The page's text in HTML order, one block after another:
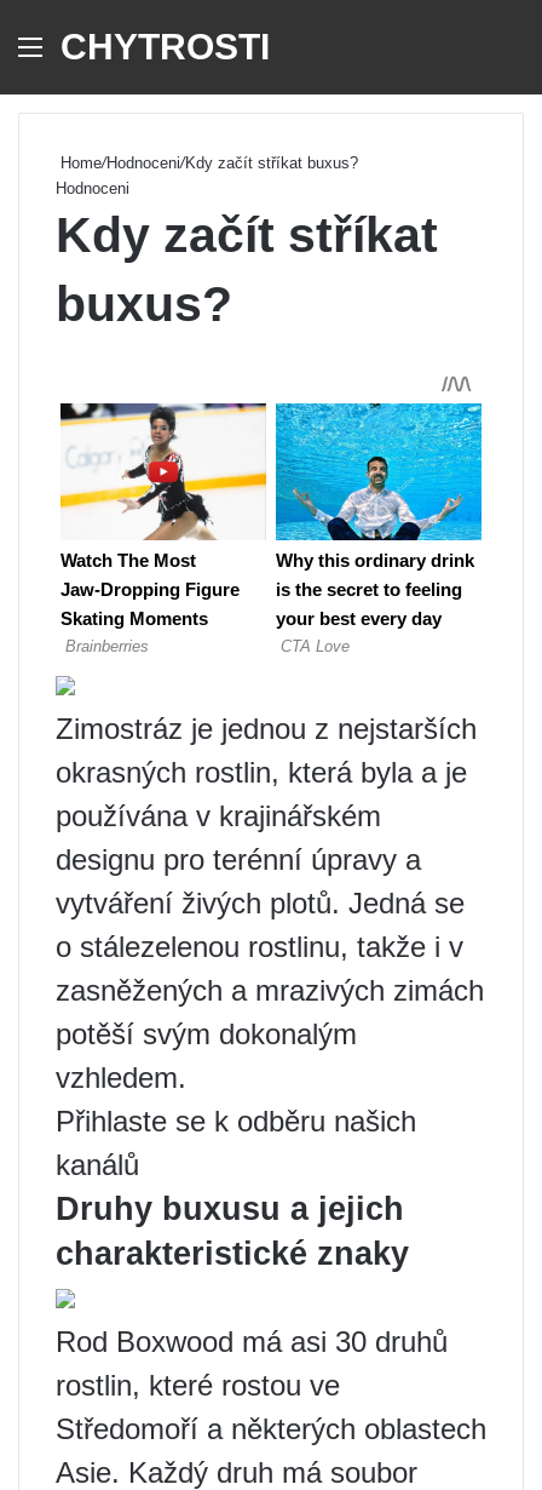
Menu
CHYTROSTI
Home/Hodnoceni/Kdy začít stříkat buxus?
Hodnoceni
Kdy začít stříkat
buxus?
Zimostráz je jednou z nejstarších
okrasných rostlin, která byla a je
používána v krajinářském
designu pro terénní úpravy a
vytváření živých plotů. Jedná se
o stálezelenou rostlinu, takže i v
zasněžených a mrazivých zimách
potěší svým dokonalým
vzhledem.
Přihlaste se k odběru našich
kanálů
Druhy buxusu a jejich
charakteristické znaky
Rod Boxwood má asi 30 druhů
rostlin, které rostou ve
Středomoří a některých oblastech
Asie. Každý druh má soubor